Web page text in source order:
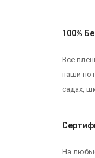
100%
Все
наши
садах,
На